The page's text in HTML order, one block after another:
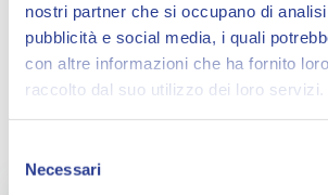
nostri partner che si occupano di analisi
pubblicità e social media, i quali
con altre informazioni che ha fornito
raccolto dal suo utilizzo dei loro servizi.
delNecessari
Ti potrebbe
interessare...